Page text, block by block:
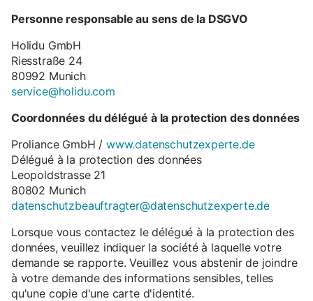
Personne responsable au sens de la DSGVO
Holidu GmbH
Riesstraße 24
80992 Munich
service@holidu.com
Coordonnées du délégué à la protection des données
Proliance GmbH /www.datenschutzexperte.de
Délégué à la protection des données
Leopoldstrasse 21
80802 Munich
datenschutzbeauftragter@datenschutzexperte.de
Lorsque vous contactez le délégué à la protection des
données, veuillez indiquer la société à laquelle votre
demande se rapporte. Veuillez vous abstenir de joindre
à votre demande des informations sensibles, telles
qu'une copie d'une carte d'identité.